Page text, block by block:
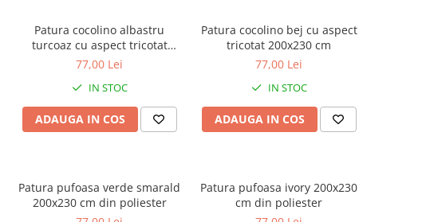
Patura cocolino albastru
turcoaz cu aspect tricotat
200x230 cm
77,00 Lei
IN STOC
ADAUGA IN COS
Patura cocolino bej cu aspect
tricotat 200x230 cm
77,00 Lei
IN STOC
ADAUGA IN COS
Patura pufoasa verde smarald
200x230 cm din poliester
Patura pufoasa ivory 200x230
cm din poliester